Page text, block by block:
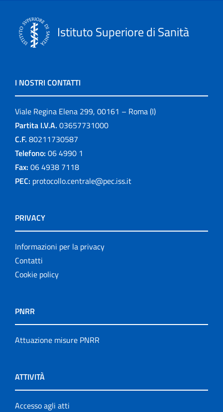
Istituto Superiore di Sanità
I NOSTRI CONTATTI
Viale Regina Elena 299, 00161 – Roma (I)
Partita I.V.A. 03657731000
C.F. 80211730587
Telefono: 06 4990 1
Fax: 06 4938 7118
PEC: protocollo.centrale@pec.iss.it
PRIVACY
Informazioni per la privacy
Contatti
Cookie policy
PNRR
Attuazione misure PNRR
ATTIVITÀ
Accesso agli atti